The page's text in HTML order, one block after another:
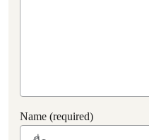
Name (required)